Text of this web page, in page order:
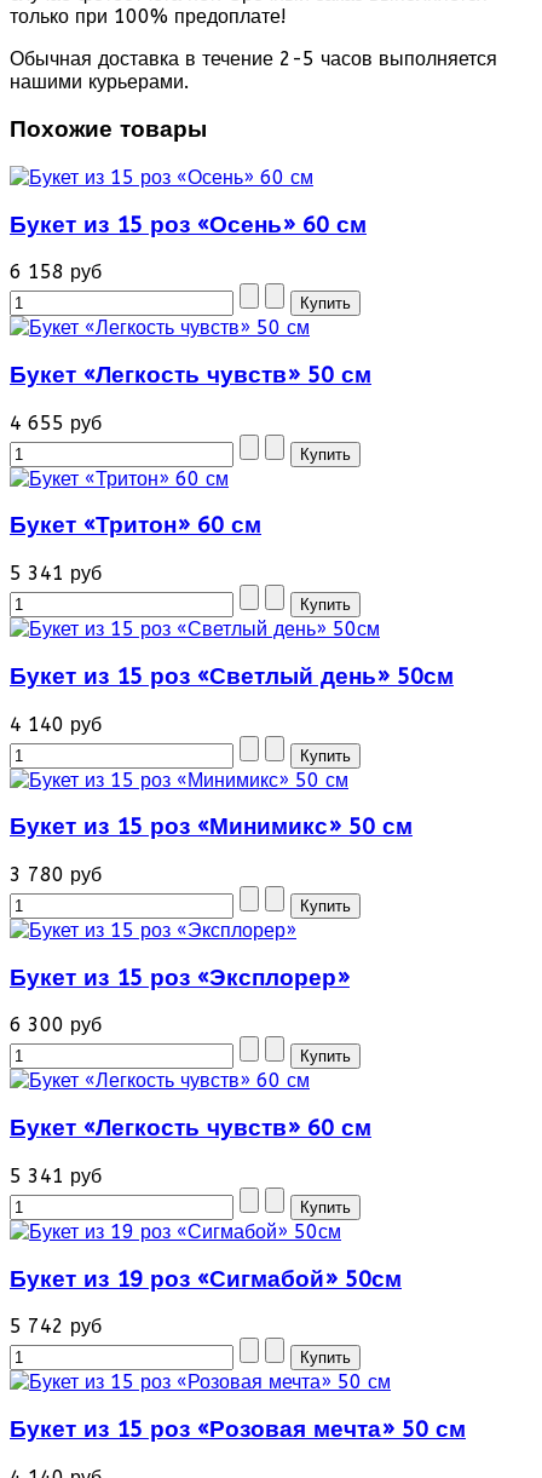
только при 100% предоплате!
Обычная доставка в течение 2-5 часов выполняется
нашими курьерами.
Похожие товары
Букет из 15 роз «Осень» 60 см
6 158 руб
Букет «Легкость чувств» 50 см
4 655 руб
Букет «Тритон» 60 см
5 341 руб
Букет из 15 роз «Светлый день» 50см
4 140 руб
Букет из 15 роз «Минимикс» 50 см
3 780 руб
Букет из 15 роз «Эксплорер»
6 300 руб
Букет «Легкость чувств» 60 см
5 341 руб
Букет из 19 роз «Сигмабой» 50см
5 742 руб
Букет из 15 роз «Розовая мечта» 50 см